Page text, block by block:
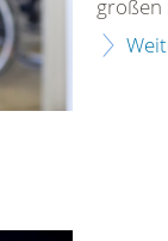
großen